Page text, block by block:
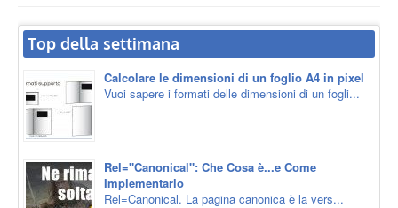
Top della settimana
Calcolare le dimensioni di un foglio A4 in pixel
Vuoi sapere i formati delle dimensioni di un fogli...
Rel="Canonical": Che Cosa è...e Come
Implementarlo
Rel=Canonical. La pagina canonica è la vers...